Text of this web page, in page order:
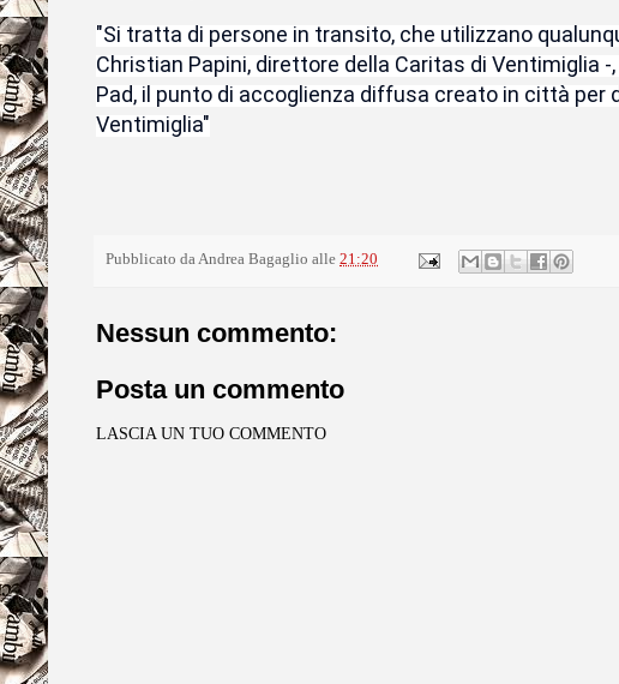
"Si tratta di persone in transito, che utilizzano
Christian Papini, direttore della Caritas di Ventimiglia
Pad, il punto di accoglienza diffusa creato in città per
Ventimiglia"
Pubblicato daAndrea Bagaglio alle 21:20
Nessun commento:
Posta un commento
LASCIA UN TUO COMMENTO